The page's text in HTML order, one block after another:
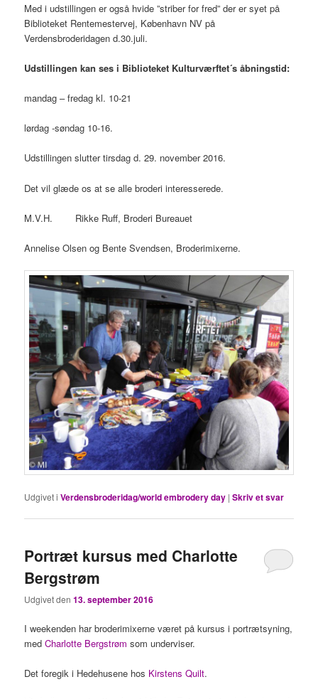
Med i udstillingen er også hvide ”striber for fred” der er syet på
Biblioteket Rentemestervej, København NV på
Verdensbroderidagen d.30.juli.
Udstillingen kan ses i Biblioteket Kulturværftet´s åbningstid:
mandag – fredag kl. 10-21
lørdag -søndag 10-16.
Udstillingen slutter tirsdag d. 29. november 2016.
Det vil glæde os at se alle broderi interesserede.
M.V.H. Rikke Ruff, Broderi Bureauet
Annelise Olsen og Bente Svendsen, Broderimixerne.
Udgivet i Verdensbroderidag/world embrodery day |Skriv et svar
Portræt kursus med Charlotte
Bergstrøm
Udgivet den13. september 2016
I weekenden har broderimixerne været på kursus i portrætsyning,
medCharlotte Bergstrøm som underviser.
Det foregik i Hedehusene hos Kirstens Quilt.